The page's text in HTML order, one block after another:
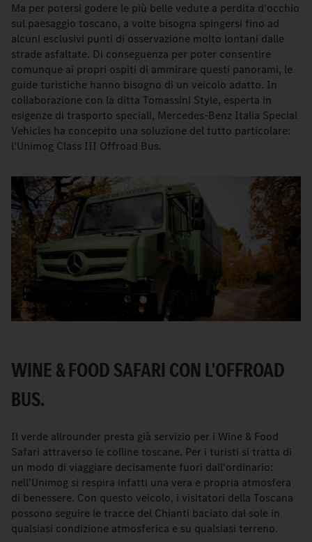
Ma per potersi godere le più belle vedute a perdita d'occhio
sul paesaggio toscano, a volte bisogna spingersi fino ad
alcuni esclusivi punti di osservazione molto lontani dalle
strade asfaltate. Di conseguenza per poter consentire
comunque ai propri ospiti di ammirare questi panorami, le
guide turistiche hanno bisogno di un veicolo adatto. In
collaborazione con la ditta Tomassini Style, esperta in
esigenze di trasporto speciali, Mercedes-Benz Italia Special
Vehicles ha concepito una soluzione del tutto particolare:
l'Unimog Class III Offroad Bus.
WINE & FOOD SAFARI CON L'OFFROAD
BUS.
Il verde allrounder presta già servizio per i Wine & Food
Safari attraverso le colline toscane. Per i turisti si tratta di
un modo di viaggiare decisamente fuori dall'ordinario:
nell'Unimog si respira infatti una vera e propria atmosfera
di benessere. Con questo veicolo, i visitatori della Toscana
possono seguire le tracce del Chianti baciato dal sole in
qualsiasi condizione atmosferica e su qualsiasi terreno.